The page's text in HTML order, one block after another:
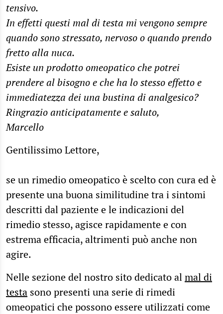
tensivo.
In effetti questi mal di testa mi vengono sempre
quando sono stressato, nervoso o quando prendo
fretto alla nuca.
Esiste un prodotto omeopatico che potrei
prendere al bisogno e che ha lo stesso effetto e
immediatezza dei una bustina di analgesico?
Ringrazio anticipatamente e saluto,
Marcello
Gentilissimo Lettore,
se un rimedio omeopatico è scelto con cura ed è
presente una buona similitudine tra i sintomi
descritti dal paziente e le indicazioni del
rimedio stesso, agisce rapidamente e con
estrema efficacia, altrimenti può anche non
agire.
Nelle sezione del nostro sito dedicato almal di
testa sono presenti una serie di rimedi
omeopatici che possono essere utilizzati come